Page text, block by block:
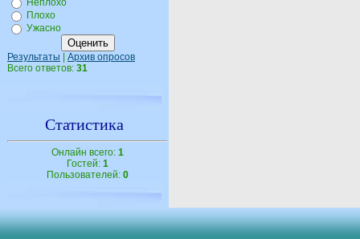
Неплохо
Плохо
Ужасно
Результаты
Архив опросов
Всего ответов: 31
Статистика
Онлайн всего: 1
Гостей: 1
Пользователей: 0